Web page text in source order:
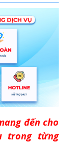
đến cho
trong từng